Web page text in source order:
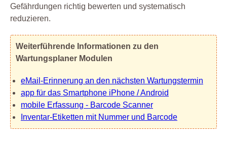
Gefährdungen richtig bewerten und systematisch
reduzieren.
Weiterführende Informationen zu den
Wartungsplaner Modulen
eMail-Erinnerung an den nächsten Wartungstermin
app für das Smartphone iPhone / Android
mobile Erfassung - Barcode Scanner
Inventar-Etiketten mit Nummer und Barcode